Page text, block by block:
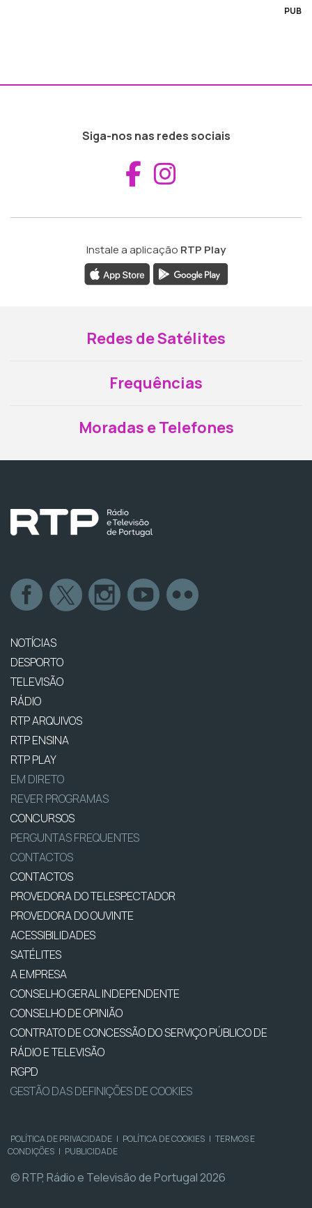
PUB
Siga-nos nas redes sociais
Aceder ao
Instale a aplicação RTP Play
Redes de Satélites
Frequências
Moradas e Telefones
NOTÍCIAS
DESPORTO
TELEVISÃO
RÁDIO
RTP ARQUIVOS
RTP ENSINA
RTP PLAY
EM DIRETO
REVER PROGRAMAS
CONCURSOS
PERGUNTAS FREQUENTES
CONTACTOS
CONTACTOS
PROVEDORA DO TELESPECTADOR
PROVEDORA DO OUVINTE
ACESSIBILIDADES
SATÉLITES
A EMPRESA
CONSELHO GERAL INDEPENDENTE
CONSELHO DE OPINIÃO
CONTRATO DE CONCESSÃO DO SERVIÇO PÚBLICO DE
RÁDIO E TELEVISÃO
RGPD
GESTÃO DAS DEFINIÇÕES DE COOKIES
POLÍTICA DE PRIVACIDADE | POLÍTICA DE COOKIES | TERMOS E
CONDIÇÕES | PUBLICIDADE
© RTP, Rádio e Televisão de Portugal 2026